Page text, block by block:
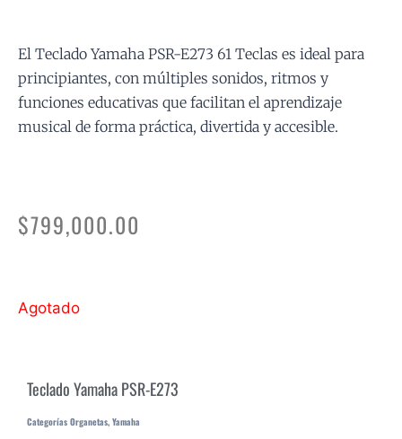
El Teclado Yamaha PSR-E273 61 Teclas es ideal para
principiantes, con múltiples sonidos, ritmos y
funciones educativas que facilitan el aprendizaje
musical de forma práctica, divertida y accesible.
$799,000.00
Agotado
Teclado Yamaha PSR-E273
Categorías Organetas, Yamaha